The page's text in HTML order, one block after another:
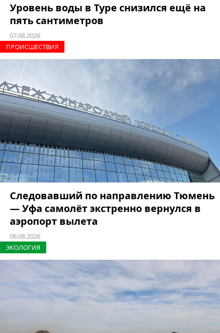
Уровень воды в Туре снизился ещё на
пять сантиметров
07.08.2026
ПРОИCШЕСТВИЯ
Следовавший по направлению Тюмень
— Уфа самолёт экстренно вернулся в
аэропорт вылета
06.08.2026
ЭКОЛОГИЯ